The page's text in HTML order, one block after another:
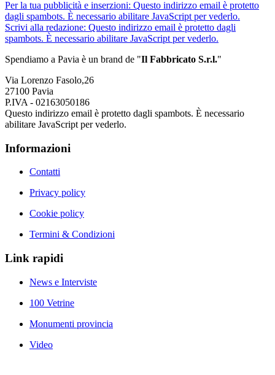
Per la tua pubblicità e inserzioni: Questo indirizzo email è protetto
dagli spambots. È necessario abilitare JavaScript per vederlo.
Scrivi alla redazione: Questo indirizzo email è protetto dagli
spambots. È necessario abilitare JavaScript per vederlo.
Spendiamo a Pavia è un brand de "Il Fabbricato S.r.l."
Via Lorenzo Fasolo,26
27100 Pavia
P.IVA - 02163050186
Questo indirizzo email è protetto dagli spambots. È necessario
abilitare JavaScript per vederlo.
Informazioni
Contatti
Privacy policy
Cookie policy
Termini & Condizioni
Link rapidi
News e Interviste
100 Vetrine
Monumenti provincia
Video